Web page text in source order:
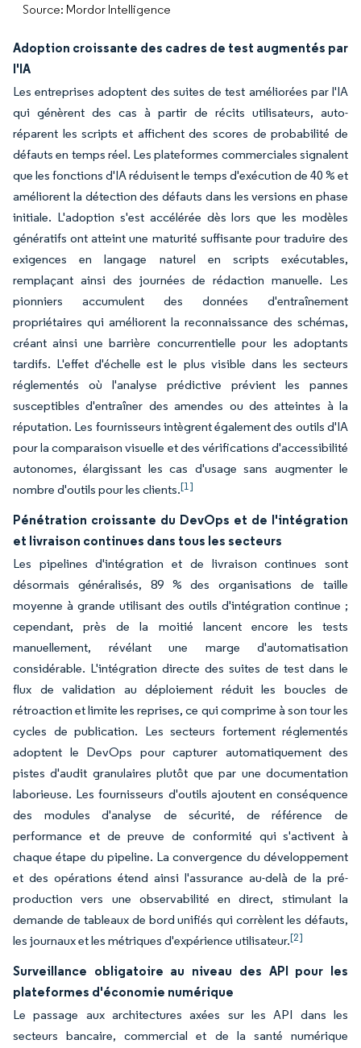
Source: Mordor Intelligence
Adoption croissante des cadres de test augmentés par
l'IA
Les entreprises adoptent des suites de test améliorées par l'IA
qui génèrent des cas à partir de récits utilisateurs, auto-
réparent les scripts et affichent des scores de probabilité de
défauts en temps réel. Les plateformes commerciales signalent
que les fonctions d'IA réduisent le temps d'exécution de 40 % et
améliorent la détection des défauts dans les versions en phase
initiale. L'adoption s'est accélérée dès lors que les modèles
génératifs ont atteint une maturité suffisante pour traduire des
exigences en langage naturel en scripts exécutables,
remplaçant ainsi des journées de rédaction manuelle. Les
pionniers accumulent des données d'entraînement
propriétaires qui améliorent la reconnaissance des schémas,
créant ainsi une barrière concurrentielle pour les adoptants
tardifs. L'effet d'échelle est le plus visible dans les secteurs
réglementés où l'analyse prédictive prévient les pannes
susceptibles d'entraîner des amendes ou des atteintes à la
réputation. Les fournisseurs intègrent également des outils d'IA
pour la comparaison visuelle et des vérifications d'accessibilité
autonomes, élargissant les cas d'usage sans augmenter le
nombre d'outils pour les clients.[1]
Pénétration croissante du DevOps et de l'intégration
et livraison continues dans tous les secteurs
Les pipelines d'intégration et de livraison continues sont
désormais généralisés, 89 % des organisations de taille
moyenne à grande utilisant des outils d'intégration continue ;
cependant, près de la moitié lancent encore les tests
manuellement, révélant une marge d'automatisation
considérable. L'intégration directe des suites de test dans le
flux de validation au déploiement réduit les boucles de
rétroaction et limite les reprises, ce qui comprime à son tour les
cycles de publication. Les secteurs fortement réglementés
adoptent le DevOps pour capturer automatiquement des
pistes d'audit granulaires plutôt que par une documentation
laborieuse. Les fournisseurs d'outils ajoutent en conséquence
des modules d'analyse de sécurité, de référence de
performance et de preuve de conformité qui s'activent à
chaque étape du pipeline. La convergence du développement
et des opérations étend ainsi l'assurance au-delà de la pré-
production vers une observabilité en direct, stimulant la
demande de tableaux de bord unifiés qui corrèlent les défauts,
les journaux et les métriques d'expérience utilisateur.[2]
Surveillance obligatoire au niveau des API pour les
plateformes d'économie numérique
Le passage aux architectures axées sur les API dans les
secteurs bancaire, commercial et de la santé numérique